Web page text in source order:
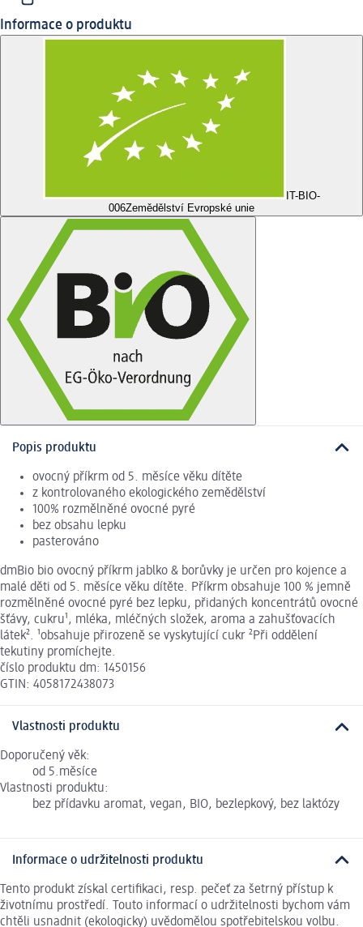
Informace o produktu
IT-BIO-
006Zemědělství Evropské unie
Popis produktu
ovocný příkrm od 5. měsíce věku dítěte
z kontrolovaného ekologického zemědělství
100% rozmělněné ovocné pyré
bez obsahu lepku
pasterováno
dmBio bio ovocný příkrm jablko & borůvky je určen pro kojence a
malé děti od 5. měsíce věku dítěte. Příkrm obsahuje 100 % jemně
rozmělněné ovocné pyré bez lepku, přidaných koncentrátů ovocné
šťávy, cukru¹, mléka, mléčných složek, aroma a zahušťovacích
látek². ¹obsahuje přirozeně se vyskytující cukr ²Při oddělení
tekutiny promíchejte.
číslo produktu dm: 1450156
GTIN: 4058172438073
Vlastnosti produktu
Doporučený věk:
od 5.měsíce
Vlastnosti produktu:
bez přídavku aromat, vegan, BIO, bezlepkový, bez laktózy
Informace o udržitelnosti produktu
Tento produkt získal certifikaci, resp. pečeť za šetrný přístup k
životnímu prostředí. Touto informací o udržitelnosti bychom vám
chtěli usnadnit (ekologicky) uvědomělou spotřebitelskou volbu.